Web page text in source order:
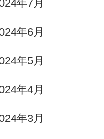
年7月
年6月
年5月
年4月
年3月